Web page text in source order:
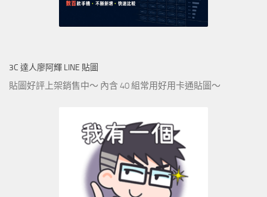
3C 達人廖阿輝 LINE 貼圖
貼圖好評上架銷售中～ 內含 40 組常用好用卡通貼圖～